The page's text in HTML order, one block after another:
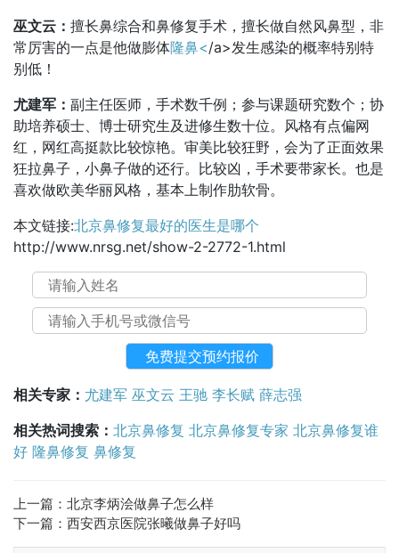
巫文云： 擅长鼻综合和鼻修复手术，擅长做自然风鼻型，非
常厉害的一点是他做膨体隆鼻</a>发生感染的概率特别特
别低！
尤建军： 副主任医师，手术数千例；参与课题研究数个；协
助培养硕士、博士研究生及进修生数十位。风格有点偏网
红，网红高挺款比较惊艳。审美比较狂野，会为了正面效果
狂拉鼻子，小鼻子做的还行。比较凶，手术要带家长。也是
喜欢做欧美华丽风格，基本上制作肋软骨。
本文链接:北京鼻修复最好的医生是哪个
http://www.nrsg.net/show-2-2772-1.html
相关专家： 尤建军 巫文云 王驰 李长赋 薛志强
相关热词搜索： 北京鼻修复 北京鼻修复专家 北京鼻修复谁
好 隆鼻修复 鼻修复
上一篇： 北京李炳浍做鼻子怎么样
下一篇： 西安西京医院张曦做鼻子好吗